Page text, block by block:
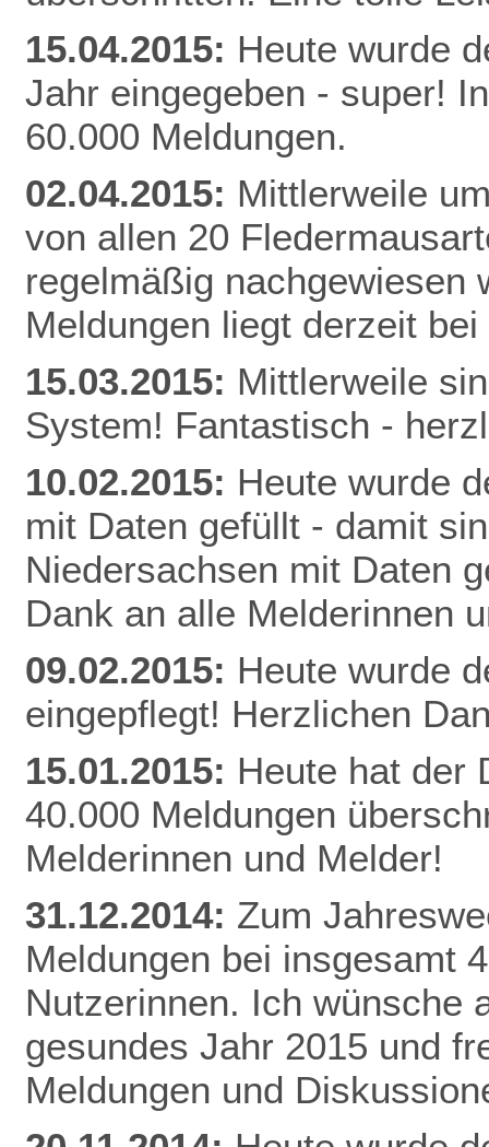
15.04.2015: Heute wurde
Jahr eingegeben - super!
60.000 Meldungen.
02.04.2015: Mittlerweile
von allen 20
regelmäßig nachgewiesen
Meldungen liegt derzeit
15.03.2015: Mittlerweile
System! Fantastisch -
10.02.2015: Heute wurde
mit Daten gefüllt - damit
Niedersachsen mit Daten
Dank an alle Melderinnen
09.02.2015: Heute wurde
eingepflegt! Herzlichen Da
15.01.2015: Heute hat der
40.000 Meldungen
Melderinnen und Melder!
31.12.2014: Zum
Meldungen bei insgesamt
Nutzerinnen. Ich wünsche
gesundes Jahr 2015 und
Meldungen und